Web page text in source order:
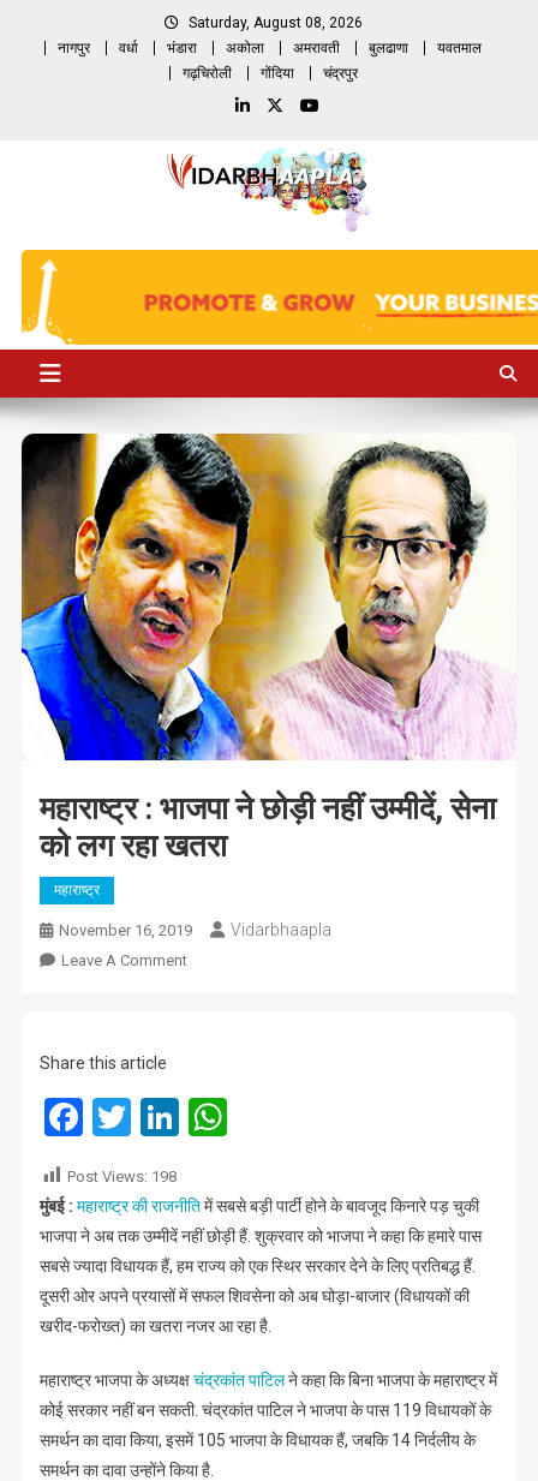
Saturday, August 08, 2026
नागपुर
वर्धा भंडारा अकोला अमरावती बुलढाणा
यवतमाल
गढ़चिरोली
गोंदिया चंद्रपुर
महाराष्ट्र : भाजपा ने छोड़ी नहीं उम्मीदें, सेना
को लग रहा खतरा
महाराष्ट्र
November 16, 2019 Vidarbhaapla
Leave A CommentOn
छोड़ी
नहीं
को
लग
रहा खतरा
Share this article
Facebook
TwitterLinkedIn
WhatsApp
Post Views: 198
मुंबई : महाराष्ट्र की राजनीतिमें सबसे बड़ी पार्टी होने के बावजूद किनारे पड़ चुकी
भाजपा ने अब तक उम्मीदें नहीं छोड़ी हैं. शुक्रवार को भाजपा ने कहा कि हमारे पास
सबसे ज्यादा विधायक हैं, हम राज्य को एक स्थिर सरकार देने के लिए प्रतिबद्ध हैं.
दूसरी ओर अपने प्रयासों में सफल शिवसेना को अब घोड़ा-बाजार (विधायकों की
खरीद-फरोख्त) का खतरा नजर आ रहा है.
महाराष्ट्र भाजपा के अध्यक्षचंद्रकांत पाटिलने कहा कि बिना भाजपा के महाराष्ट्र में
कोई सरकार नहीं बन सकती. चंद्रकांत पाटिल ने भाजपा के पास 119 विधायकों के
समर्थन का दावा किया, इसमें 105 भाजपा के विधायक हैं, जबकि 14 निर्दलीय के
समर्थन का दावा उन्होंने किया है.